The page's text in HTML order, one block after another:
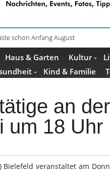
schon Anfang August
Stellen offen
Haus & Garten Kultur
Kind & Familie
an
um 18 Uhr
Bielefeld veranstaltet am